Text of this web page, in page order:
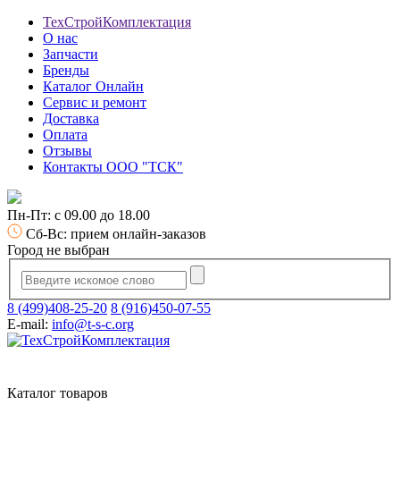
ТехСтройКомплектация
О нас
Запчасти
Бренды
Каталог Онлайн
Сервис и ремонт
Доставка
Оплата
Отзывы
Контакты ООО "ТСК"
Пн-Пт: с 09.00 до 18.00
Сб-Вс: прием онлайн-заказов
Город не выбран
8 (499)408-25-20 8 (916)450-07-55
E-mail: info@t-s-c.org
Каталог товаров